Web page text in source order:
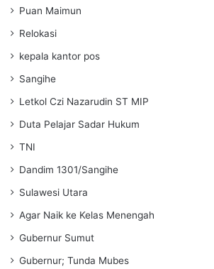
Puan Maimun
Relokasi
kepala kantor pos
Sangihe
Letkol Czi Nazarudin ST MIP
Duta Pelajar Sadar Hukum
TNI
Dandim 1301/Sangihe
Sulawesi Utara
Agar Naik ke Kelas Menengah
Gubernur Sumut
Gubernur; Tunda Mubes